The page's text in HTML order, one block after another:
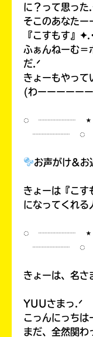
に？って思った
そこのあなたー
『こすもす』
ふぁんねーむ＝
だ.ᐟ
きょーもやって
◌ ┈┈┈┈
┈┈┈┈ ◌
お声がけ&お
きょーは『こす
になってくれる
◌ ┈┈┈┈
┈┈┈┈ ◌
きょーは、名さ
YUUさまっ.ᐟ
こっんにっちは
まだ、全然関わ